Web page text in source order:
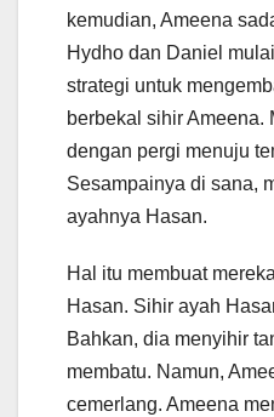
kemudian, Ameena
Hydho dan Daniel
strategi untuk
berbekal sihir Ameena.
dengan pergi menuju
Sesampainya di sana,
ayahnya Hasan.
Hal itu membuat
Hasan. Sihir ayah
Bahkan, dia menyihir
membatu. Namun,
cemerlang. Ameena